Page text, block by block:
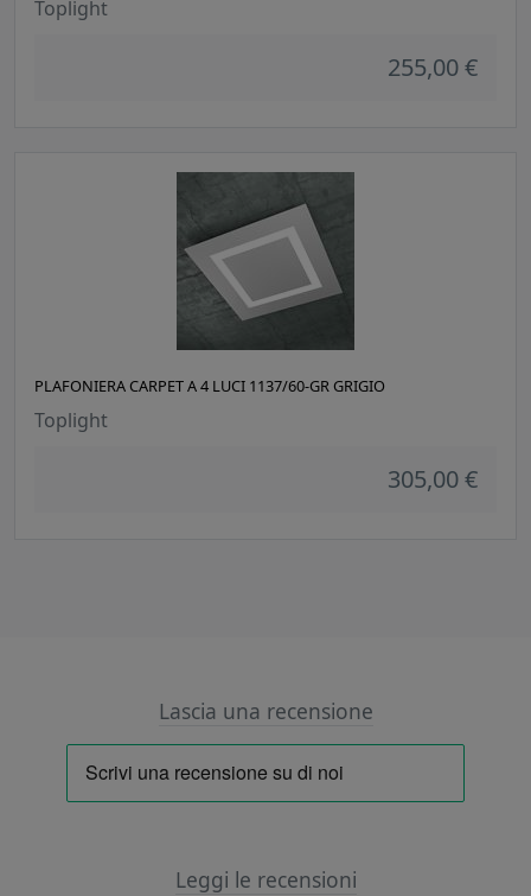
Toplight
255,00 €
PLAFONIERA CARPET A 4 LUCI 1137/60-GR GRIGIO
Toplight
305,00 €
Lascia una recensione
Leggi le recensioni